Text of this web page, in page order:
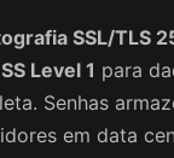
SSL/TLS
Level 1 para
Senhas
em data